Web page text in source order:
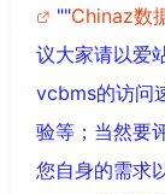
""Chinaz数
议大家请以爱
vcbms的访问
验等；当然要
您自身的需求